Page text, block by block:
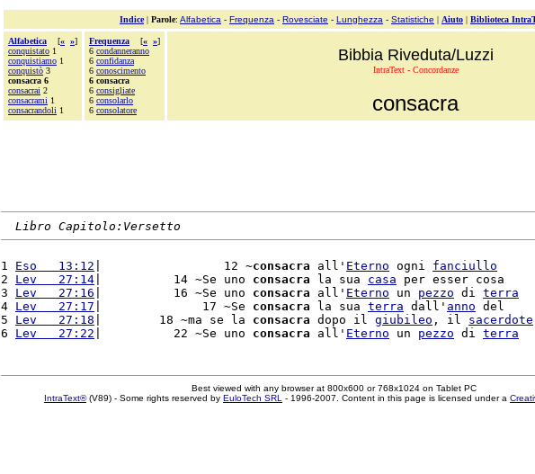
Indice| Parole: Alfabetica - Frequenza - Rovesciate - Lunghezza - Statistiche | Aiuto | Biblioteca
Alfabetica [« »]
conquistato 1
conquistiamo 1
conquistò 3
consacra 6
consacrai 2
consacrami 1
consacrandoli 1
Frequenza [« »]
6 condanneranno
6 confidanza
6 conoscimento
6 consacra
6 consigliate
6 consolarlo
6 consolatore
Bibbia Riveduta/Luzzi
IntraText - Concordanze
consacra
Libro Capitolo:Versetto
1 Eso   13:12 |                 12 ~consacra all' Eterno ogni fanciullo
2 Lev   27:14 |          14 ~Se uno consacra la sua casa per esser cosa
3 Lev   27:16 |          16 ~Se uno consacra all' Eterno un pezzo di terra
4 Lev   27:17 |              17 ~Se consacra la sua terra dall' anno del
5 Lev   27:18 |        18 ~ma se la consacra dopo il giubileo , il sacerdote
6 Lev   27:22 |          22 ~Se uno consacra all' Eterno un pezzo di terra
Best viewed with any browser at 800x600 or 768x1024 on Tablet PC
IntraText®(V89) - Some rights reserved by EuloTech SRL - 1996-2007. Content in this page is licensed under a